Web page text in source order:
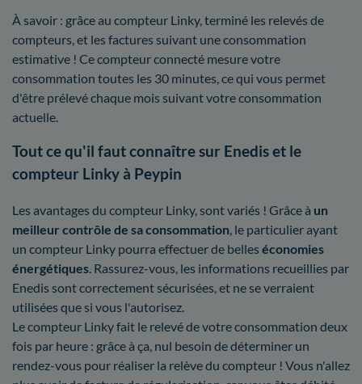
À savoir : grâce au compteur Linky, terminé les relevés de
compteurs, et les factures suivant une consommation
estimative ! Ce compteur connecté mesure votre
consommation toutes les 30 minutes, ce qui vous permet
d'être prélevé chaque mois suivant votre consommation
actuelle.
Tout ce qu'il faut connaître sur Enedis et le
compteur Linky à Peypin
Les avantages du compteur Linky, sont variés ! Grâce à un
meilleur contrôle de sa consommation , le particulier ayant
un compteur Linky pourra effectuer de belles économies
énergétiques . Rassurez-vous, les informations recueillies par
Enedis sont correctement sécurisées, et ne se verraient
utilisées que si vous l'autorisez.
Le compteur Linky fait le relevé de votre consommation deux
fois par heure : grâce à ça, nul besoin de déterminer un
rendez-vous pour réaliser la relève du compteur ! Vous n'allez